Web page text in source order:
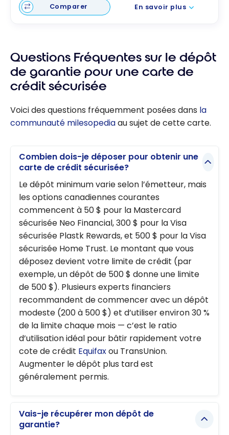
Comparer En savoir plus
Questions Fréquentes sur le dépôt
de garantie pour une carte de
crédit sécurisée
Voici des questions fréquemment posées dans la
communauté milesopediaau sujet de cette carte.
Combien dois-je déposer pour obtenir une
carte de crédit sécurisée?
Le dépôt minimum varie selon l’émetteur, mais
les options canadiennes courantes
commencent à 50 $ pour la Mastercard
sécurisée Neo Financial, 300 $ pour la Visa
sécurisée Plastk Rewards, et 500 $ pour la Visa
sécurisée Home Trust. Le montant que vous
déposez devient votre limite de crédit (par
exemple, un dépôt de 500 $ donne une limite
de 500 $). Plusieurs experts financiers
recommandent de commencer avec un dépôt
modeste (200 à 500 $) et d’utiliser environ 30 %
de la limite chaque mois — c’est le ratio
d’utilisation idéal pour bâtir rapidement votre
cote de crédit Equifaxou TransUnion.
Augmenter le dépôt plus tard est
généralement permis.
Vais-je récupérer mon dépôt de
garantie?